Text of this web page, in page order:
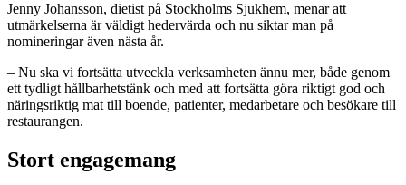
Jenny Johansson, dietist på Stockholms Sjukhem, menar att
utmärkelserna är väldigt hedervärda och nu siktar man på
nomineringar även nästa år.
– Nu ska vi fortsätta utveckla verksamheten ännu mer, både genom
ett tydligt hållbarhetstänk och med att fortsätta göra riktigt god och
näringsriktig mat till boende, patienter, medarbetare och besökare till
restaurangen.
Stort engagemang